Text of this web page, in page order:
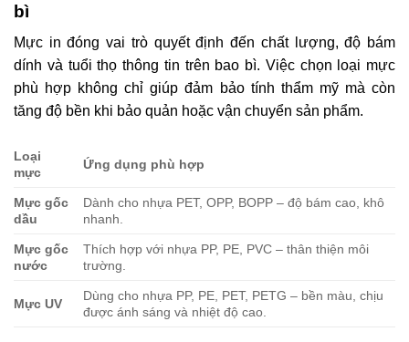
bì
Mực in đóng vai trò quyết định đến chất lượng, độ bám
dính và tuổi thọ thông tin trên bao bì. Việc chọn loại mực
phù hợp không chỉ giúp đảm bảo tính thẩm mỹ mà còn
tăng độ bền khi bảo quản hoặc vận chuyển sản phẩm.
Loại
mực
Ứng dụng phù hợp
Mực gốc
dầu
Dành cho nhựa PET, OPP, BOPP – độ bám cao, khô
nhanh.
Mực gốc
nước
Thích hợp với nhựa PP, PE, PVC – thân thiện môi
trường.
Mực UV
Dùng cho nhựa PP, PE, PET, PETG – bền màu, chịu
được ánh sáng và nhiệt độ cao.